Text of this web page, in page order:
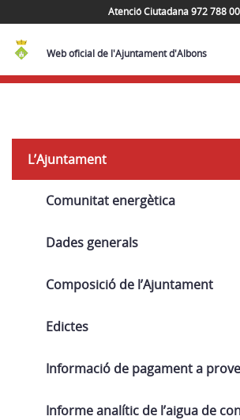
Atenció Ciutadana 972 788
Web oficial de l'Ajuntament d'Albons
Navega
L’Ajuntament
Comunitat energètica
Dades generals
Composició de l’Ajuntament
Edictes
Informació de pagament a
Informe analític de l’aigua de